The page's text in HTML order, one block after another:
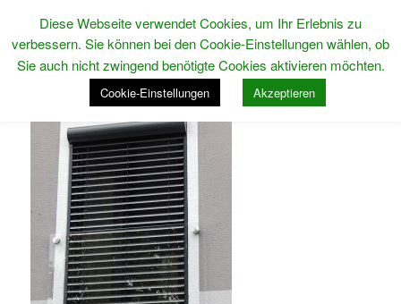
Diese Webseite verwendet Cookies, um Ihr Erlebnis zu
verbessern. Sie können bei den Cookie-Einstellungen wählen, ob
Sie auch nicht zwingend benötigte Cookies aktivieren möchten.
Cookie-Einstellungen Akzeptieren